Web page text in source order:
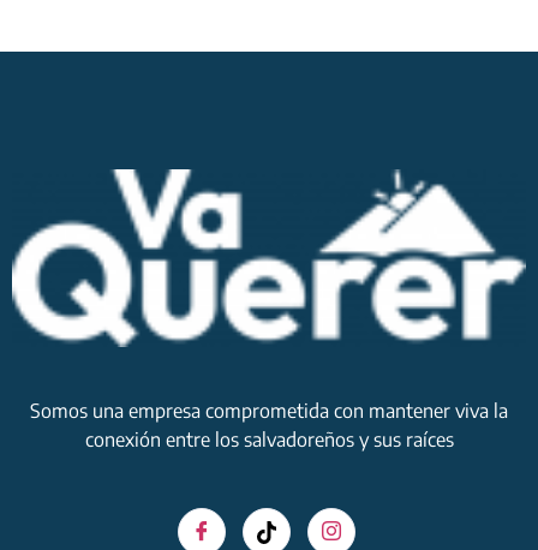
Somos una empresa comprometida con mantener viva la
conexión entre los salvadoreños y sus raíces